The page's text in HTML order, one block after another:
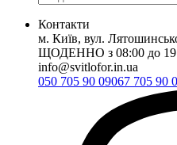
Контакти
м. Київ, вул.
ЩОДЕННО з 08:00 до
info@svitlofor.in.ua
050 705 90 09067 705 90